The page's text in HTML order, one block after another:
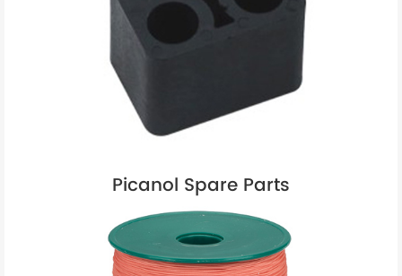
Picanol Spare Parts